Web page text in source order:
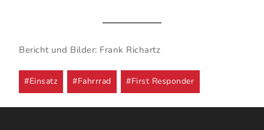
Bericht und Bilder: Frank Richartz
Post
#Einsatz #Fahrrrad #First Responder